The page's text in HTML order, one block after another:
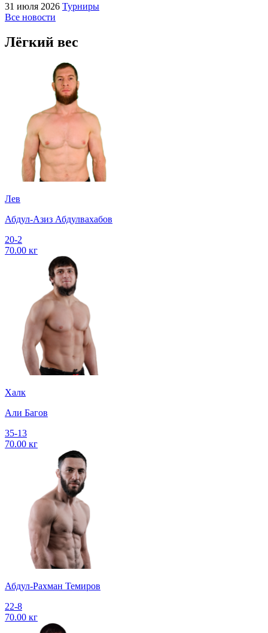
31 июля 2026 Турниры
Все новости
Лёгкий вес
Лев
Абдул-Азиз Абдулвахабов
20-2
70.00 кг
Халк
Али Багов
35-13
70.00 кг
Абдул-Рахман Темиров
22-8
70.00 кг